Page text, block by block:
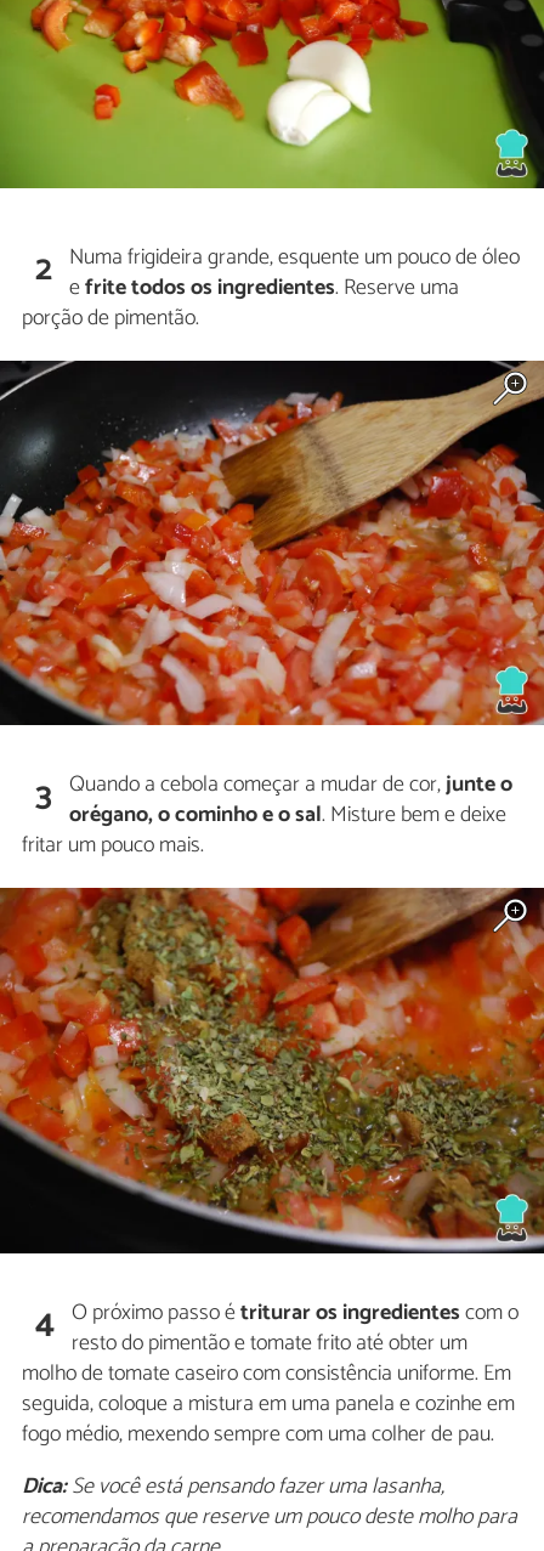
2 Numa frigideira grande, esquente um pouco de óleo
efrite todos os ingredientes. Reserve uma
porção de pimentão.
3 Quando a cebola começar a mudar de cor,junte o
orégano, o cominho e o sal. Misture bem e deixe
fritar um pouco mais.
4 O próximo passo étriturar os ingredientescom o
resto do pimentão e tomate frito até obter um
molho de tomate caseiro com consistência uniforme. Em
seguida, coloque a mistura em uma panela e cozinhe em
fogo médio, mexendo sempre com uma colher de pau.
Dica:Se você está pensando fazer uma lasanha,
recomendamos que reserve um pouco deste molho para